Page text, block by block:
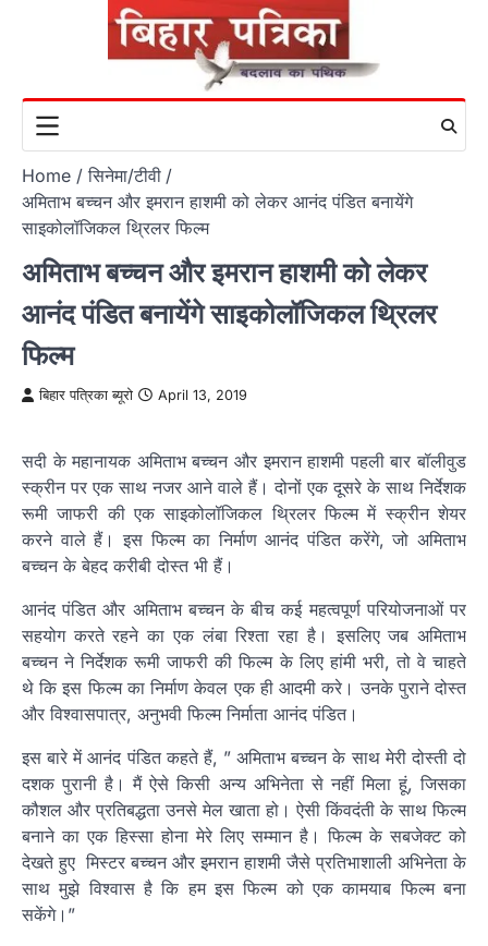
Home
सिनेमा/टीवी
अमिताभ बच्‍चन और इमरान हाशमी को लेकर आनंद पंडित बनायेंगे
साइकोलॉजिकल थ्रिलर फिल्‍म
अमिताभ बच्‍चन और इमरान हाशमी को लेकर
आनंद पंडित बनायेंगे साइकोलॉजिकल थ्रिलर
फिल्‍म
बिहार पत्रिका ब्यूरो April 13, 2019
सदी के महानायक अमिताभ बच्‍चन और इमरान हाशमी पहली बार बॉलीवुड
स्‍क्रीन पर एक साथ नजर आने वाले हैं। दोनों एक दूसरे के साथ निर्देशक
रूमी जाफरी की एक साइकोलॉजिकल थ्रिलर फिल्‍म में स्‍क्रीन शेयर
करने वाले हैं। इस फिल्‍म का निर्माण आनंद पंडित करेंगे, जो अमिताभ
बच्‍चन के बेहद करीबी दोस्‍त भी हैं।
आनंद पंडित और अमिताभ बच्चन के बीच कई महत्वपूर्ण परियोजनाओं पर
सहयोग करते रहने का एक लंबा रिश्ता रहा है। इसलिए जब अमिताभ
बच्चन ने निर्देशक रूमी जाफरी की फिल्‍म के लिए हांमी भरी, तो वे चाहते
थे कि इस फिल्म का निर्माण केवल एक ही आदमी करे। उनके पुराने दोस्त
और विश्वासपात्र, अनुभवी फिल्म निर्माता आनंद पंडित।
इस बारे में आनंद पंडित कहते हैं, ” अमिताभ बच्चन के साथ मेरी दोस्ती दो
दशक पुरानी है। मैं ऐसे किसी अन्य अभिनेता से नहीं मिला हूं, जिसका
कौशल और प्रतिबद्धता उनसे मेल खाता हो। ऐसी किंवदंती के साथ फिल्म
बनाने का एक हिस्सा होना मेरे लिए सम्मान है। फिल्म के सबजेक्ट को
देखते हुए मिस्टर बच्चन और इमरान हाशमी जैसे प्रतिभाशाली अभिनेता के
साथ मुझे विश्वास है कि हम इस फिल्म को एक कामयाब फिल्म बना
सकेंगे।”